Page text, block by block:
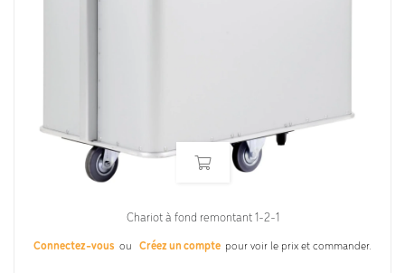
Chariot à fond remontant 1-2-1
Connectez-vous ou Créez un compte pour voir le prix et commander.